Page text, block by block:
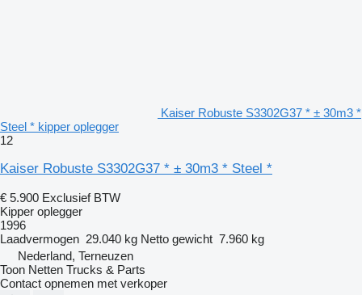
Kaiser Robuste S3302G37 * ± 30m3 *
Steel * kipper oplegger
12
Kaiser Robuste S3302G37 * ± 30m3 * Steel *
€ 5.900 Exclusief BTW
Kipper oplegger
1996
Laadvermogen 29.040 kg Netto gewicht 7.960 kg
Nederland, Terneuzen
Toon Netten Trucks & Parts
Contact opnemen met verkoper